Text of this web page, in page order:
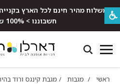
חשבוננו > 100% שביעות רצון
ראשי / מגבות / מגבת קינגס ורוד